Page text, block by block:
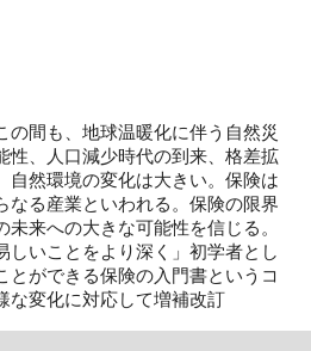
の間も、地球温暖化に伴う自然災
性、人口減少時代の到来、格差拡
自然環境の変化は大きい。保険は
なる産業といわれる。保険の限界
来への大きな可能性を信じる。
しいことをより深く」初学者とし
とができる保険の入門書というコ
な変化に対応して増補改訂